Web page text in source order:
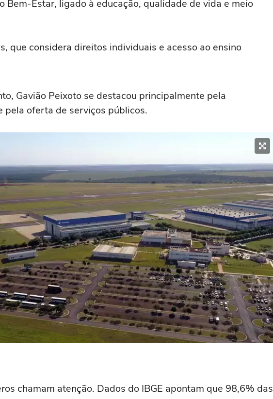
Bem-Estar, ligado à educação, qualidade de vida e meio
que considera direitos individuais e acesso ao ensino
Gavião Peixoto se destacou principalmente pela
pela oferta de serviços públicos.
chamam atenção. Dados do IBGE apontam que 98,6% das